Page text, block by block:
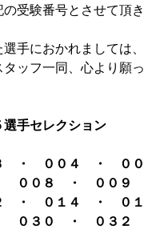
受験番号とさせて頂き
手におかれましては、
ッフ一同、心より願っ
手セレクション
・ ００４ ・ ００
００８ ・ ００９
・ ０１４ ・ ０１
０３０ ・ ０３２